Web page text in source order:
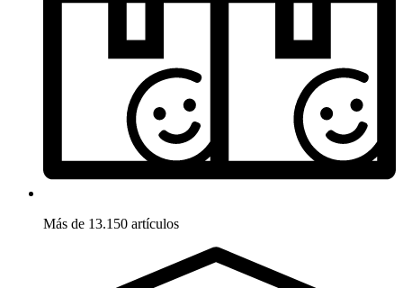
Más de 13.150 artículos